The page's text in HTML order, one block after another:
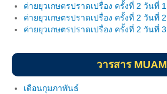
สโมสรนักศึกษา
การให้คำปรึกษา
บริการอื่นๆ
ค่ายยุวเกษตรปราดเปรื่อง ครั้งที่ 2 วันที่ 1
ค่ายยุวเกษตรปราดเปรื่อง ครั้งที่ 2 วันที่ 2
ค่ายยุวเกษตรปราดเปรื่อง ครั้งที่ 2 วันที่ 3
วารสาร MUAM
เดือนกุมภาพันธ์